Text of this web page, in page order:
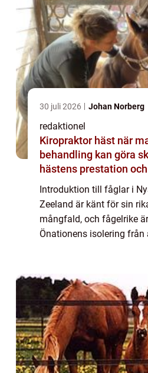
30 juli 2026 Johan Norberg
redaktionel
Kiropraktor häst när manuell
behandling kan göra
hästens prestation
Introduktion till fåglar i
Zeeland är känt för sin
mångfald, och fågelrike
Önationens isolering från
världe...